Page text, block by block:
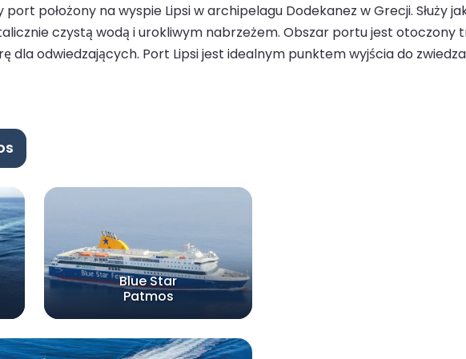
port położony na wyspie Lipsi w archipelagu Dodekanez w Grecji. Służy
czystą wodą i urokliwym nabrzeżem. Obszar portu jest
dla odwiedzających. Port Lipsi jest idealnym punktem wyjścia do
Blue Star
Patmos